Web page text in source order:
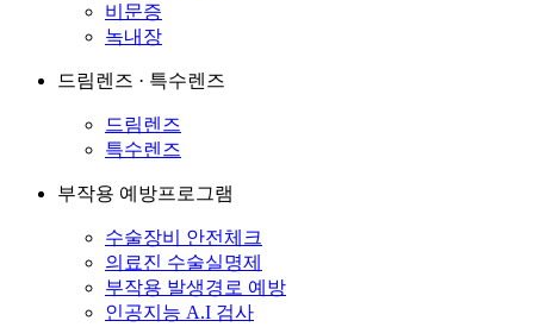
비문증
녹내장
드림렌즈 · 특수렌즈
드림렌즈
특수렌즈
부작용 예방프로그램
수술장비 안전체크
의료진 수술실명제
부작용 발생경로 예방
인공지능 A.I 검사